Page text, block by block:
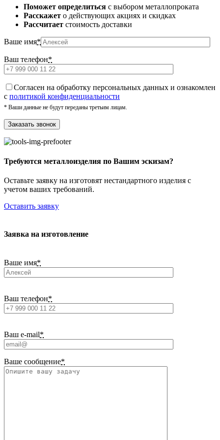
Поможет определиться с выбором металлопроката
Расскажет о действующих акциях и скидках
Рассчитает стоимость доставки
Ваше имя*
Ваш телефон*
Cогласен на обработку персональных данных и ознакомлен
с политикой конфиденциальности
* Ваши данные не будут переданы третьим лицам.
Требуются металлоизделия по Вашим эскизам?
Оставьте заявку на изготовят нестандартного изделия с
учетом ваших требований.
Оставить заявку
Заявка на изготовление
Ваше имя*
Ваш телефон*
Ваш e-mail*
Ваше сообщение*